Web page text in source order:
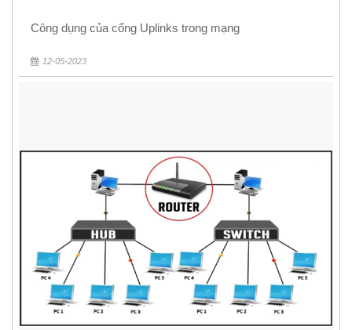
Công dụng của cổng Uplinks trong mạng
12-05-2023